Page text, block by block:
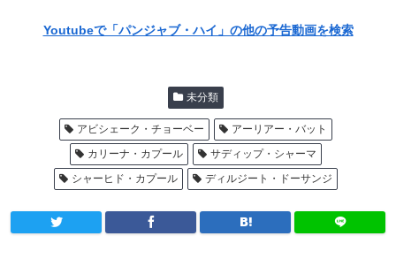
Youtubeで「パンジャブ・ハイ」の他の予告動画を検索
未分類
アビシェーク・チョーベー
アーリアー・バット
カリーナ・カプール
サディップ・シャーマ
シャーヒド・カプール
ディルジート・ドーサンジ